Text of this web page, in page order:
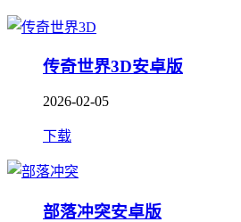
传奇世界3D安卓版
2026-02-05
下载
部落冲突安卓版